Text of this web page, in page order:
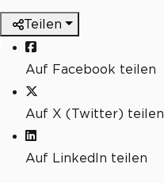
Teilen
Auf Facebook teilen
Auf X (Twitter) teilen
Auf LinkedIn teilen